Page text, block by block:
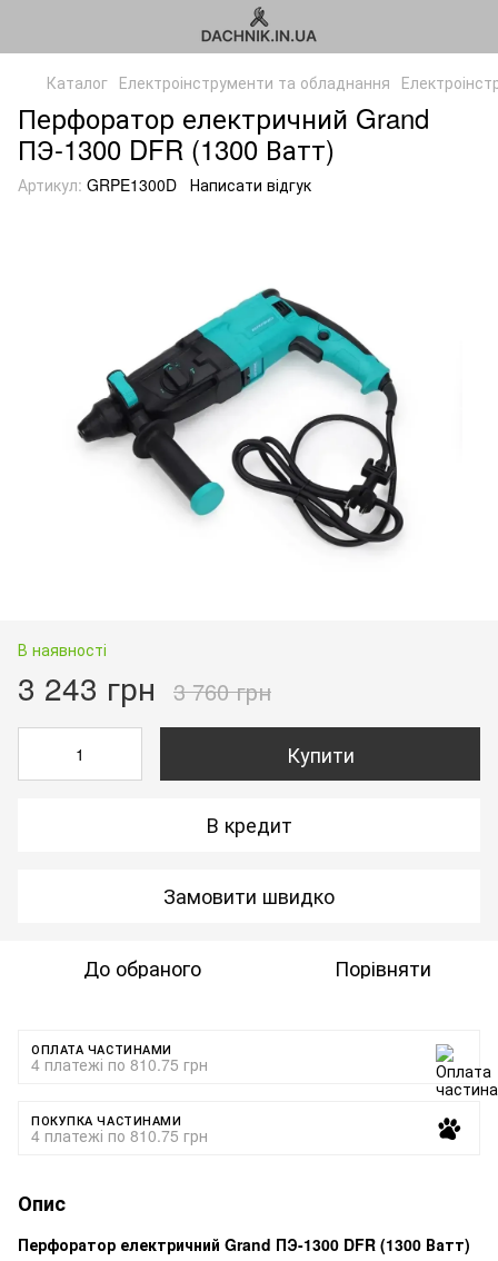
Каталог Електроінструменти та обладнання
Перфоратор електричний Grand
ПЭ-1300 DFR (1300 Ватт)
Артикул: GRPE1300D Написати відгук
В наявності
3 243 грн 3 760 грн
Купити
В кредит
Замовити швидко
До обраного Порівняти
ОПЛАТА ЧАСТИНАМИ
4 платежі по 810.75 грн
ПОКУПКА ЧАСТИНАМИ
4 платежі по 810.75 грн
Опис
Перфоратор електричний Grand ПЭ-1300 DFR (1300 Ватт)